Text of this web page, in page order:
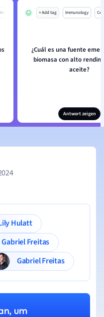
+ Add tag Immunology
¿Cuál es una fuente
biomasa con alto
aceite?
Antwort zeigen
Lily Hulatt
Gabriel Freitas
Gabriel Freitas
um